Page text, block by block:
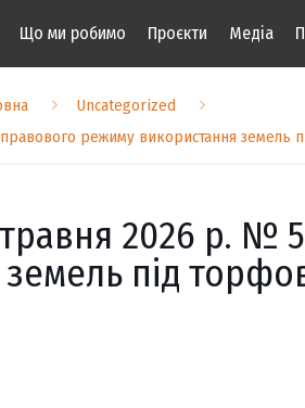
Що ми робимо Проєкти Медіа
Uncategorized
режиму використання земель
2026 р. №
під